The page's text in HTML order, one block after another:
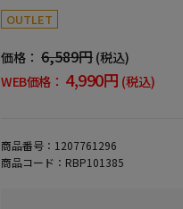
OUTLET
価格： 6,589円 (税込)
WEB価格： 4,990円 (税込)
商品番号： 1207761296
商品コード： RBP101385